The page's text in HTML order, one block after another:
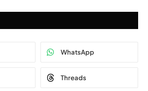
WhatsApp
Threads